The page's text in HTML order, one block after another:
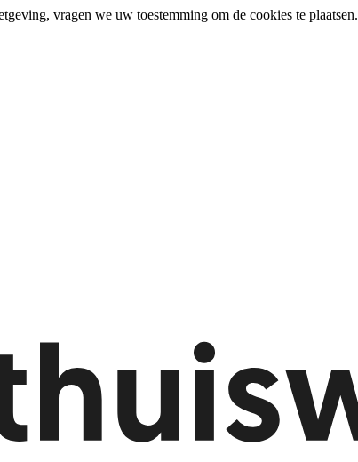
vragen we uw toestemming om de cookies te plaatsen.